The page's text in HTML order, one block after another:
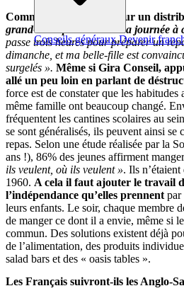
Conseils généraux Devenir
Comme le dit avec humour un
grand-mère passait toute sa journée à
passe trois heures pour préparer un
dimanche, et ma belle-fille est
surgelés ». Même si Gira Conseil,
allé un peu loin en parlant de
force est de constater que les habitudes
même famille ont beaucoup changé.
fréquentent les cantines scolaires au
se sont généralisés, ils peuvent ainsi se
repas. Selon une étude réalisée par la
ans !), 86% des jeunes affirment
ils veulent, où ils veulent ». Ils
1960. A cela il faut ajouter le travail
l’indépendance qu’elles prennentpar
leurs enfants. Le soir, chaque membre
de manger ce dont il a envie, même si
commun. Des solutions existent déjà
de l’alimentation, des produits
salad bars et des « oasis tables ».
Les Français suivront-ils les Anglo-